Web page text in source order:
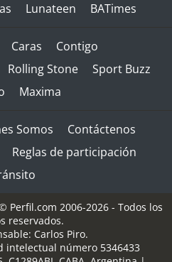
Lunateen BATimes
Caras
Contigo
Rolling Stone
Sport Buzz
Maxima
Somos
Contáctenos
Reglas de participación
Perfil.com 2006-2026 - Todos los
reservados.
Carlos Piro.
intelectual número 5346433